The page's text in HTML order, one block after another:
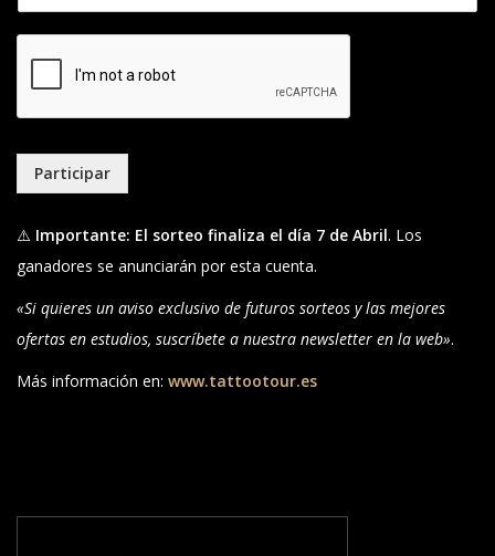
Participar
⚠️ Importante: El sorteo finaliza el día 7 de Abril. Los
ganadores se anunciarán por esta cuenta.
«Si quieres un aviso exclusivo de futuros sorteos y las mejores
ofertas en estudios, suscríbete a nuestra newsletter en la web».
Más información en: www.tattootour.es